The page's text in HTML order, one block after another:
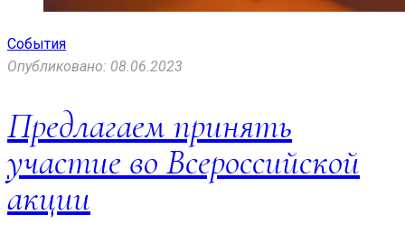
События
Опубликовано: 08.06.2023
Предлагаем принять
участие во Всероссийской
акции